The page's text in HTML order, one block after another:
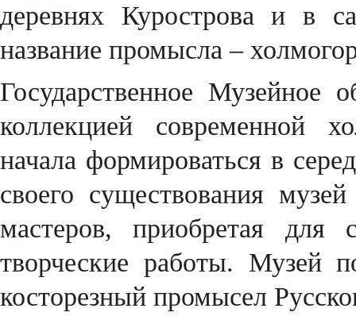
деревнях Курострова и в
название промысла –
Государственное Музейное
коллекцией современной
начала формироваться в
своего существования
мастеров, приобретая для
творческие работы. Музей
косторезный промысел